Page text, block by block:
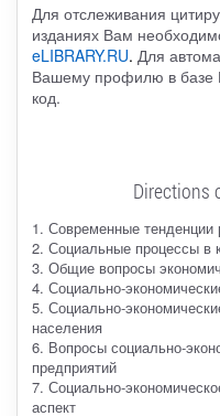
Для отслеживания
изданиях Вам
eLIBRARY.RU. Для
Вашему профилю в базе
код.
Directions
1. Современные тенденции
2. Социальные процессы в
3. Общие вопросы
4. Социально-
5. Социально-
населения
6. Вопросы социально-
предприятий
7. Социально-
аспект